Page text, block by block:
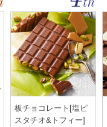
板チョコレート[塩ピ
スタチオ&トフィー]